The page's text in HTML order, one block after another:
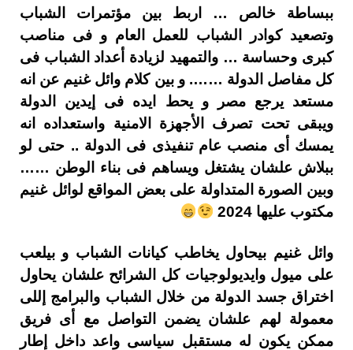
ببساطة خالص … اربط بين مؤتمرات الشباب
وتصعيد كوادر الشباب للعمل العام و فى مناصب
كبرى وحساسة … والتمهيد لزيادة أعداد الشباب فى
كل مفاصل الدولة ……. و بين كلام وائل غنيم عن انه
مستعد يرجع مصر و يحط ايده فى إيدين الدولة
ويبقى تحت تصرف الأجهزة الامنية واستعداده انه
يمسك أى منصب عام تنفيذى فى الدولة .. حتى لو
ببلاش علشان يشتغل ويساهم فى بناء الوطن ……
وبين الصورة المتداولة على بعض المواقع لوائل غنيم
مكتوب عليها 2024
وائل غنيم بيحاول يخاطب كيانات الشباب و بيلعب
على ميول وايديولوجيات كل الشرائح علشان يحاول
اختراق جسد الدولة من خلال الشباب والبرامج إللى
معمولة لهم علشان يضمن التواصل مع أى فريق
ممكن يكون له مستقبل سياسى واعد داخل إطار